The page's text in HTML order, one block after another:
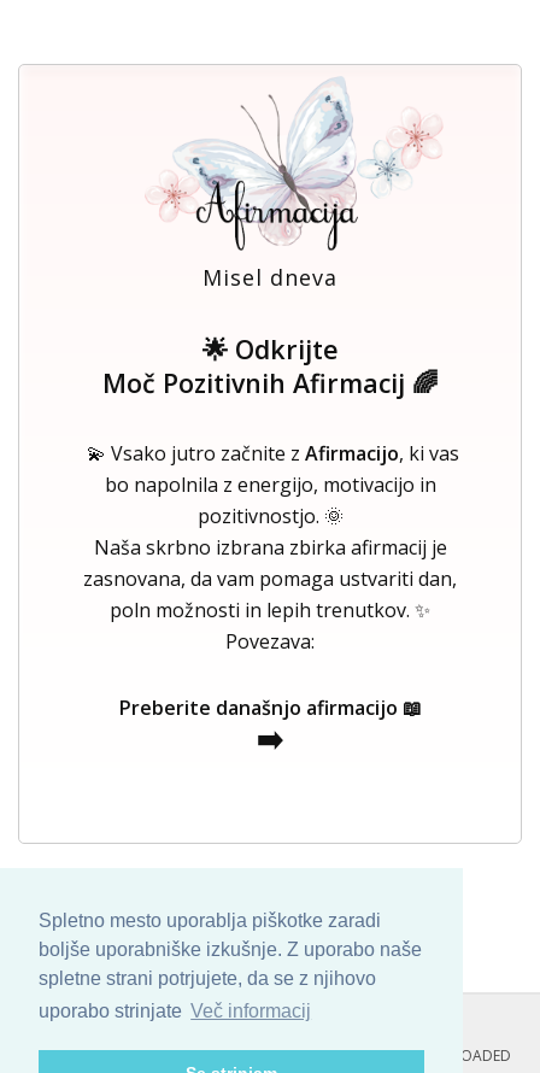
Spletno mesto uporablja piškotke zaradi
boljše uporabniške izkušnje. Z uporabo naše
spletne strani potrjujete, da se z njihovo
uporabo strinjate Več informacij
Misel dneva
🌟 Odkrijte
Moč Pozitivnih Afirmacij 🌈
💫 Vsako jutro začnite z Afirmacijo, ki vas
bo napolnila z energijo, motivacijo in
pozitivnostjo. 🌞
Naša skrbno izbrana zbirka afirmacij je
zasnovana, da vam pomaga ustvariti dan,
poln možnosti in lepih trenutkov. ✨
Povezava:
Preberite današnjo afirmacijo 📖
➡️
COPYRIGHT © 2013 - 2026 BYSKINBASE. ALL ARTWORK ARE UPLOADED